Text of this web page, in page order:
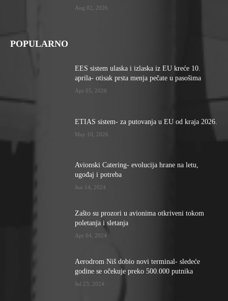
Aug 02, 2026
POPULARNO
EES sistem ulaska i izlaska iz EU kreće 10.
aprila- otisak prsta menja pečate u pasošima
Apr 05, 2026
ETIAS sistem- za putovanja u EU od kraja 2026.
May 10, 2026
Avionski Catering- evolucija hrane na letu,
ugođaj i potreba
Jun 14, 2024
Zašto su prozori u avionima otkriveni tokom
poletanja i sletanja
Apr 04, 2024
Aerodrom Niš dobio novi terminal- sledeće
godine se očekuje preko 500.000 putnika
Jul 23, 2024